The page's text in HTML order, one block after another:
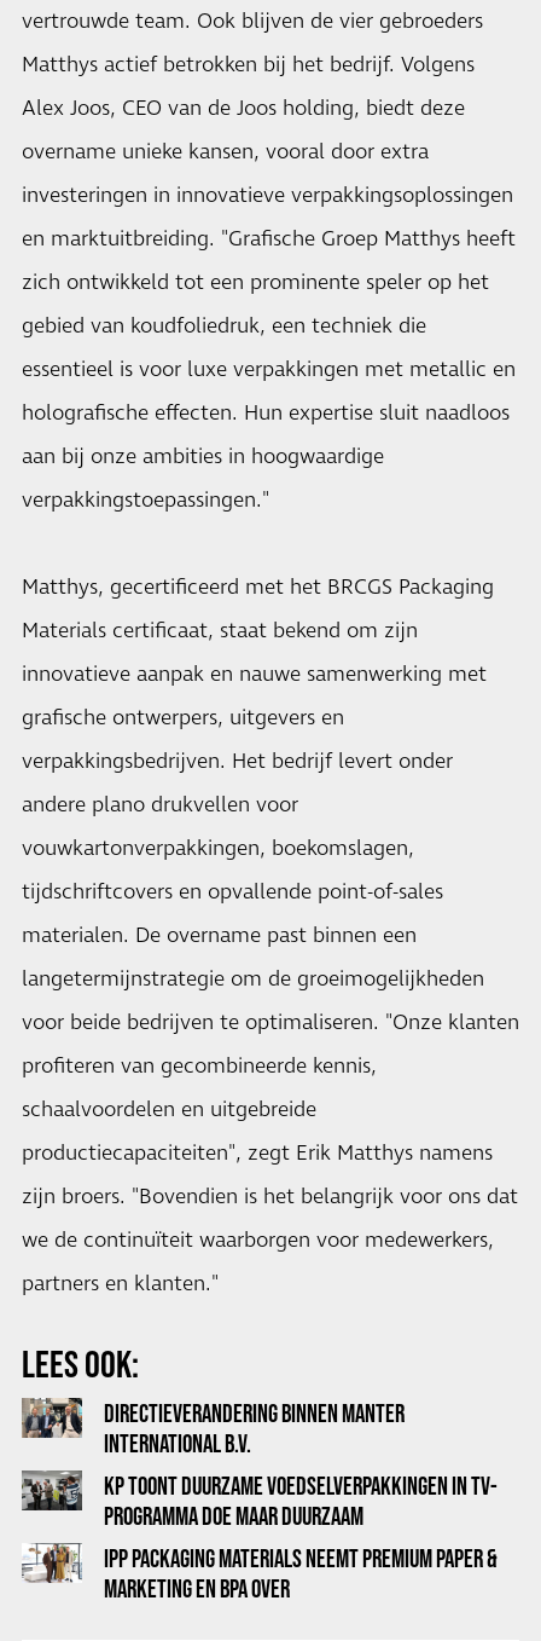
vertrouwde team. Ook blijven de vier gebroeders
Matthys actief betrokken bij het bedrijf. Volgens
Alex Joos, CEO van de Joos holding, biedt deze
overname unieke kansen, vooral door extra
investeringen in innovatieve verpakkingsoplossingen
en marktuitbreiding. "Grafische Groep Matthys heeft
zich ontwikkeld tot een prominente speler op het
gebied van koudfoliedruk, een techniek die
essentieel is voor luxe verpakkingen met metallic en
holografische effecten. Hun expertise sluit naadloos
aan bij onze ambities in hoogwaardige
verpakkingstoepassingen."
Matthys, gecertificeerd met het BRCGS Packaging
Materials certificaat, staat bekend om zijn
innovatieve aanpak en nauwe samenwerking met
grafische ontwerpers, uitgevers en
verpakkingsbedrijven. Het bedrijf levert onder
andere plano drukvellen voor
vouwkartonverpakkingen, boekomslagen,
tijdschriftcovers en opvallende point-of-sales
materialen. De overname past binnen een
langetermijnstrategie om de groeimogelijkheden
voor beide bedrijven te optimaliseren. "Onze klanten
profiteren van gecombineerde kennis,
schaalvoordelen en uitgebreide
productiecapaciteiten", zegt Erik Matthys namens
zijn broers. "Bovendien is het belangrijk voor ons dat
we de continuïteit waarborgen voor medewerkers,
partners en klanten."
LEES OOK:
DIRECTIEVERANDERING BINNEN MANTER
INTERNATIONAL B.V.
KP TOONT DUURZAME VOEDSELVERPAKKINGEN IN TV-
PROGRAMMA DOE MAAR DUURZAAM
IPP PACKAGING MATERIALS NEEMT PREMIUM PAPER &
MARKETING EN BPA OVER